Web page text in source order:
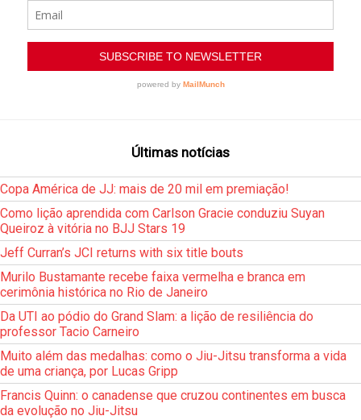
Últimas notícias
Copa América de JJ: mais de 20 mil em premiação!
Como lição aprendida com Carlson Gracie conduziu Suyan
Queiroz à vitória no BJJ Stars 19
Jeff Curran’s JCI returns with six title bouts
Murilo Bustamante recebe faixa vermelha e branca em
cerimônia histórica no Rio de Janeiro
Da UTI ao pódio do Grand Slam: a lição de resiliência do
professor Tacio Carneiro
Muito além das medalhas: como o Jiu-Jitsu transforma a vida
de uma criança, por Lucas Gripp
Francis Quinn: o canadense que cruzou continentes em busca
da evolução no Jiu-Jitsu